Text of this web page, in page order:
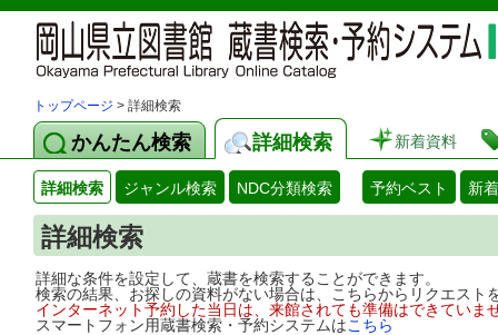
トップページ > 詳細検索
かんたん検索 詳細検索 新着資料
詳細検索 ジャンル検索 NDC分類検索 予約ベスト 新
詳細検索
詳細な条件を設定して、蔵書を検索することができます。
検索の結果、お探しの資料がない場合は、こちらからリクエス
インターネット予約した当日は、来館されても準備はできてい
スマートフォン用蔵書検索・予約システムはこちら